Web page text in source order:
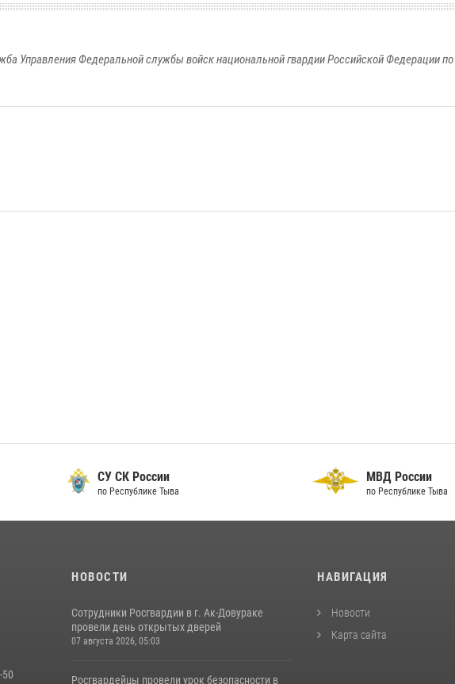
Управления Федеральной службы войск национальной гвардии Российской Федерации
СУ СК России
по Республике Тыва
МВД России
по Республике Тыва
НОВОСТИ
Сотрудники Росгвардии в г. Ак-Довураке
провели день открытых дверей
07 августа 2026, 05:03
Росгвардейцы провели урок безопасности в
НАВИГАЦИЯ
Новости
Карта сайта